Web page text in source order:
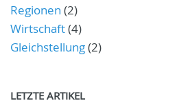
Regionen (2)
Wirtschaft(4)
Gleichstellung(2)
LETZTE ARTIKEL